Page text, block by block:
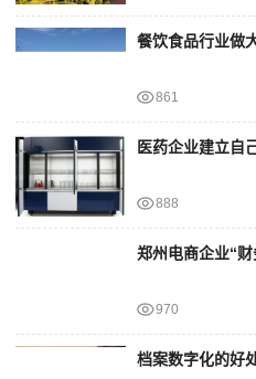
餐饮食品行业做
861
医药企业建立自
888
郑州电商企业“
970
档案数字化的好